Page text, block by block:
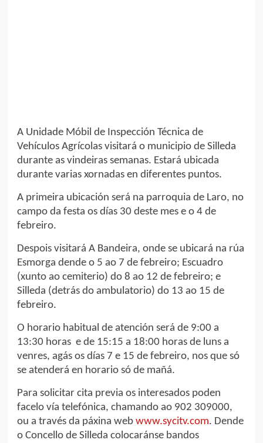
A Unidade Móbil de Inspección Técnica de
Vehículos Agrícolas visitará o municipio de Silleda
durante as vindeiras semanas. Estará ubicada
durante varias xornadas en diferentes puntos.
A primeira ubicación será na parroquia de Laro, no
campo da festa os días 30 deste mes e o 4 de
febreiro.
Despois visitará A Bandeira, onde se ubicará na rúa
Esmorga dende o 5 ao 7 de febreiro; Escuadro
(xunto ao cemiterio) do 8 ao 12 de febreiro; e
Silleda (detrás do ambulatorio) do 13 ao 15 de
febreiro.
O horario habitual de atención será de 9:00 a
13:30 horas e de 15:15 a 18:00 horas de luns a
venres, agás os días 7 e 15 de febreiro, nos que só
se atenderá en horario só de mañá.
Para solicitar cita previa os interesados poden
facelo vía telefónica, chamando ao 902 309000,
ou a través da páxina web www.sycitv.com. Dende
o Concello de Silleda colocaránse bandos